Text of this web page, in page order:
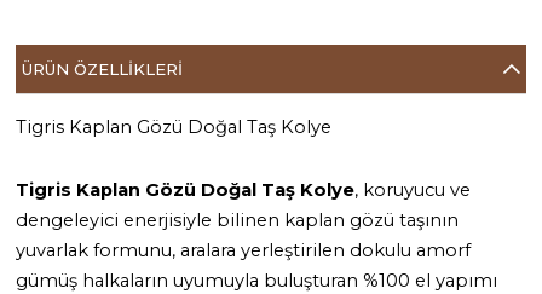
ÜRÜN ÖZELLIKLERI
Tigris Kaplan Gözü Doğal Taş Kolye
Tigris Kaplan Gözü Doğal Taş Kolye, koruyucu ve
dengeleyici enerjisiyle bilinen kaplan gözü taşının
yuvarlak formunu, aralara yerleştirilen dokulu amorf
gümüş halkaların uyumuyla buluşturan %100 el yapımı